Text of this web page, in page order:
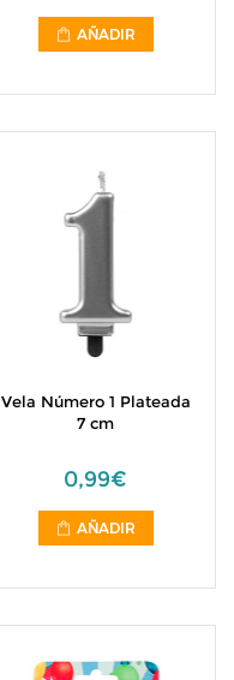
AÑADIR
Vela Número 1 Plateada
7 cm
0,99€
AÑADIR